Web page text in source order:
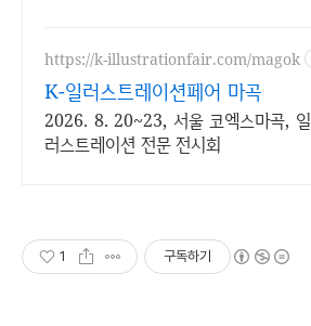
https://k-illustrationfair.com/magok
K-일러스트레이션페어 마곡
2026. 8. 20~23, 서울 코엑스마곡, 일
러스트레이션 전문 전시회
1 구독하기